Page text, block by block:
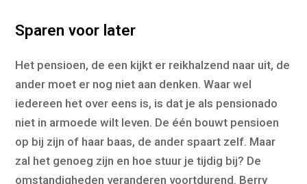
Sparen voor later
Het pensioen, de een kijkt er reikhalzend naar uit, de
ander moet er nog niet aan denken. Waar wel
iedereen het over eens is, is dat je als pensionado
niet in armoede wilt leven. De één bouwt pensioen
op bij zijn of haar baas, de ander spaart zelf. Maar
zal het genoeg zijn en hoe stuur je tijdig bij? De
omstandigheden veranderen voortdurend. Berry